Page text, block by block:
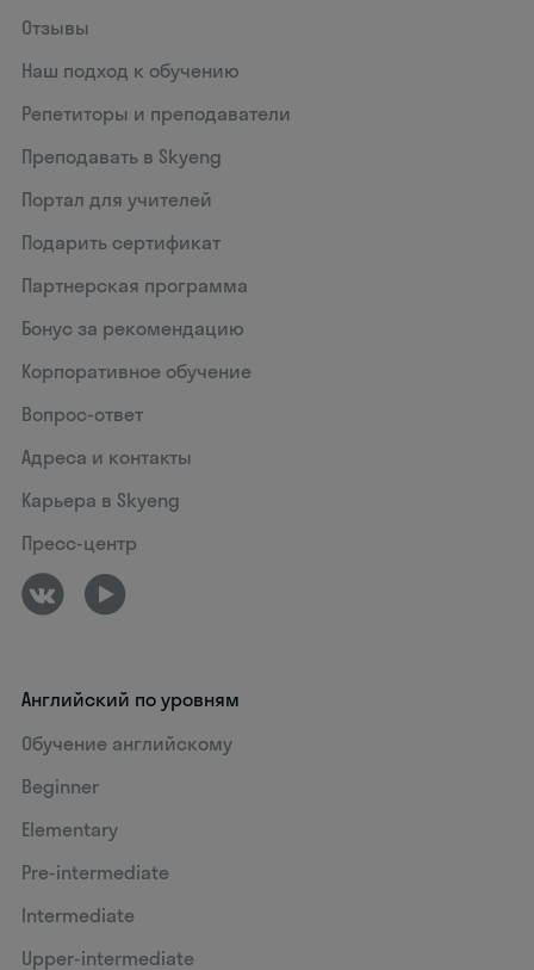
Отзывы
Наш подход к обучению
Репетиторы и преподаватели
Преподавать в Skyeng
Портал для учителей
Подарить сертификат
Партнерская программа
Бонус за рекомендацию
Корпоративное обучение
Вопрос-ответ
Адреса и контакты
Карьера в Skyeng
Пресс-центр
Английский по уровням
Обучение английскому
Beginner
Elementary
Pre-intermediate
Intermediate
Upper-intermediate